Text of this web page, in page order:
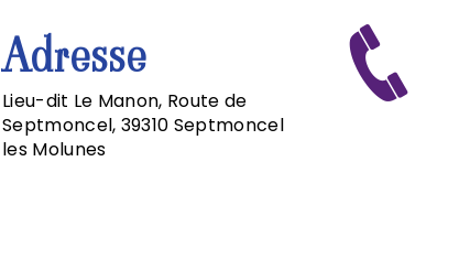
Adresse
Lieu-dit Le Manon, Route de
Septmoncel, 39310 Septmoncel
les Molunes